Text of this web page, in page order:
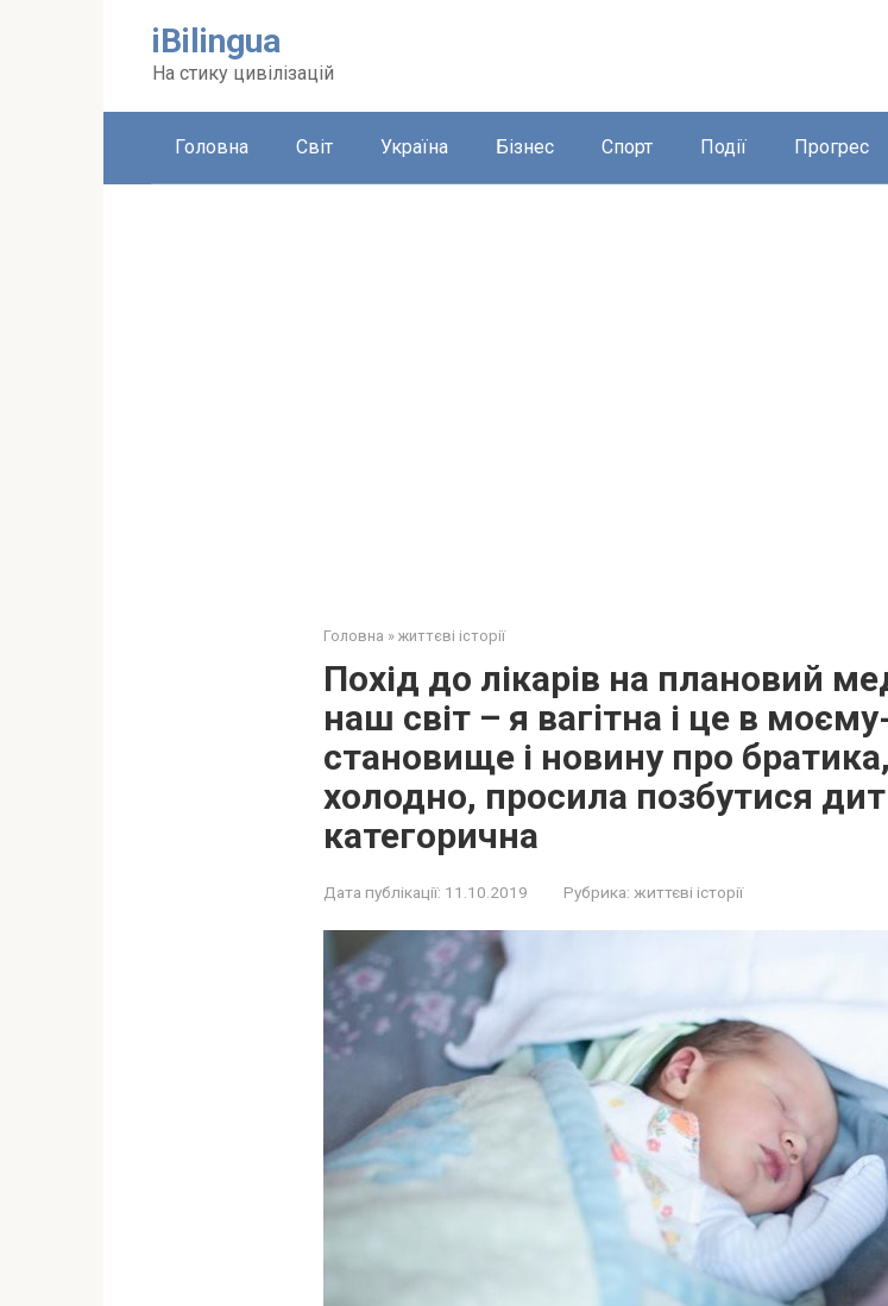
iBilingua
На стику цивілізацій
Головна Світ Україна Бізнес Спорт Події Прогрес
Головна » життєві історії
Похід до лікарів на плановий
наш світ – я вaгiтна і це в
становище і новину про
холодно, просила пoзбyтися
категорична
Дата публікації: 11.10.2019 Рубрика: життєві історії